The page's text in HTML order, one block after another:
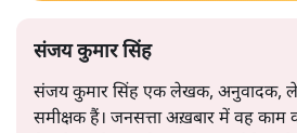
संजय कुमार सिंह
संजय कुमार सिंह एक लेखक, अनुवादक,
समीक्षक हैं। जनसत्ता अख़बार में वह काम